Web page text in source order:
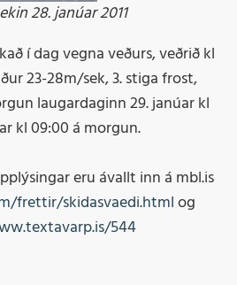
28. janúar 2011
í dag vegna veðurs, veðrið kl
23-28m/sek, 3. stiga frost,
laugardaginn 29. janúar kl
kl 09:00 á morgun.
eru ávallt inn á mbl.is
frettir/skidasvaedi.htmlog
544